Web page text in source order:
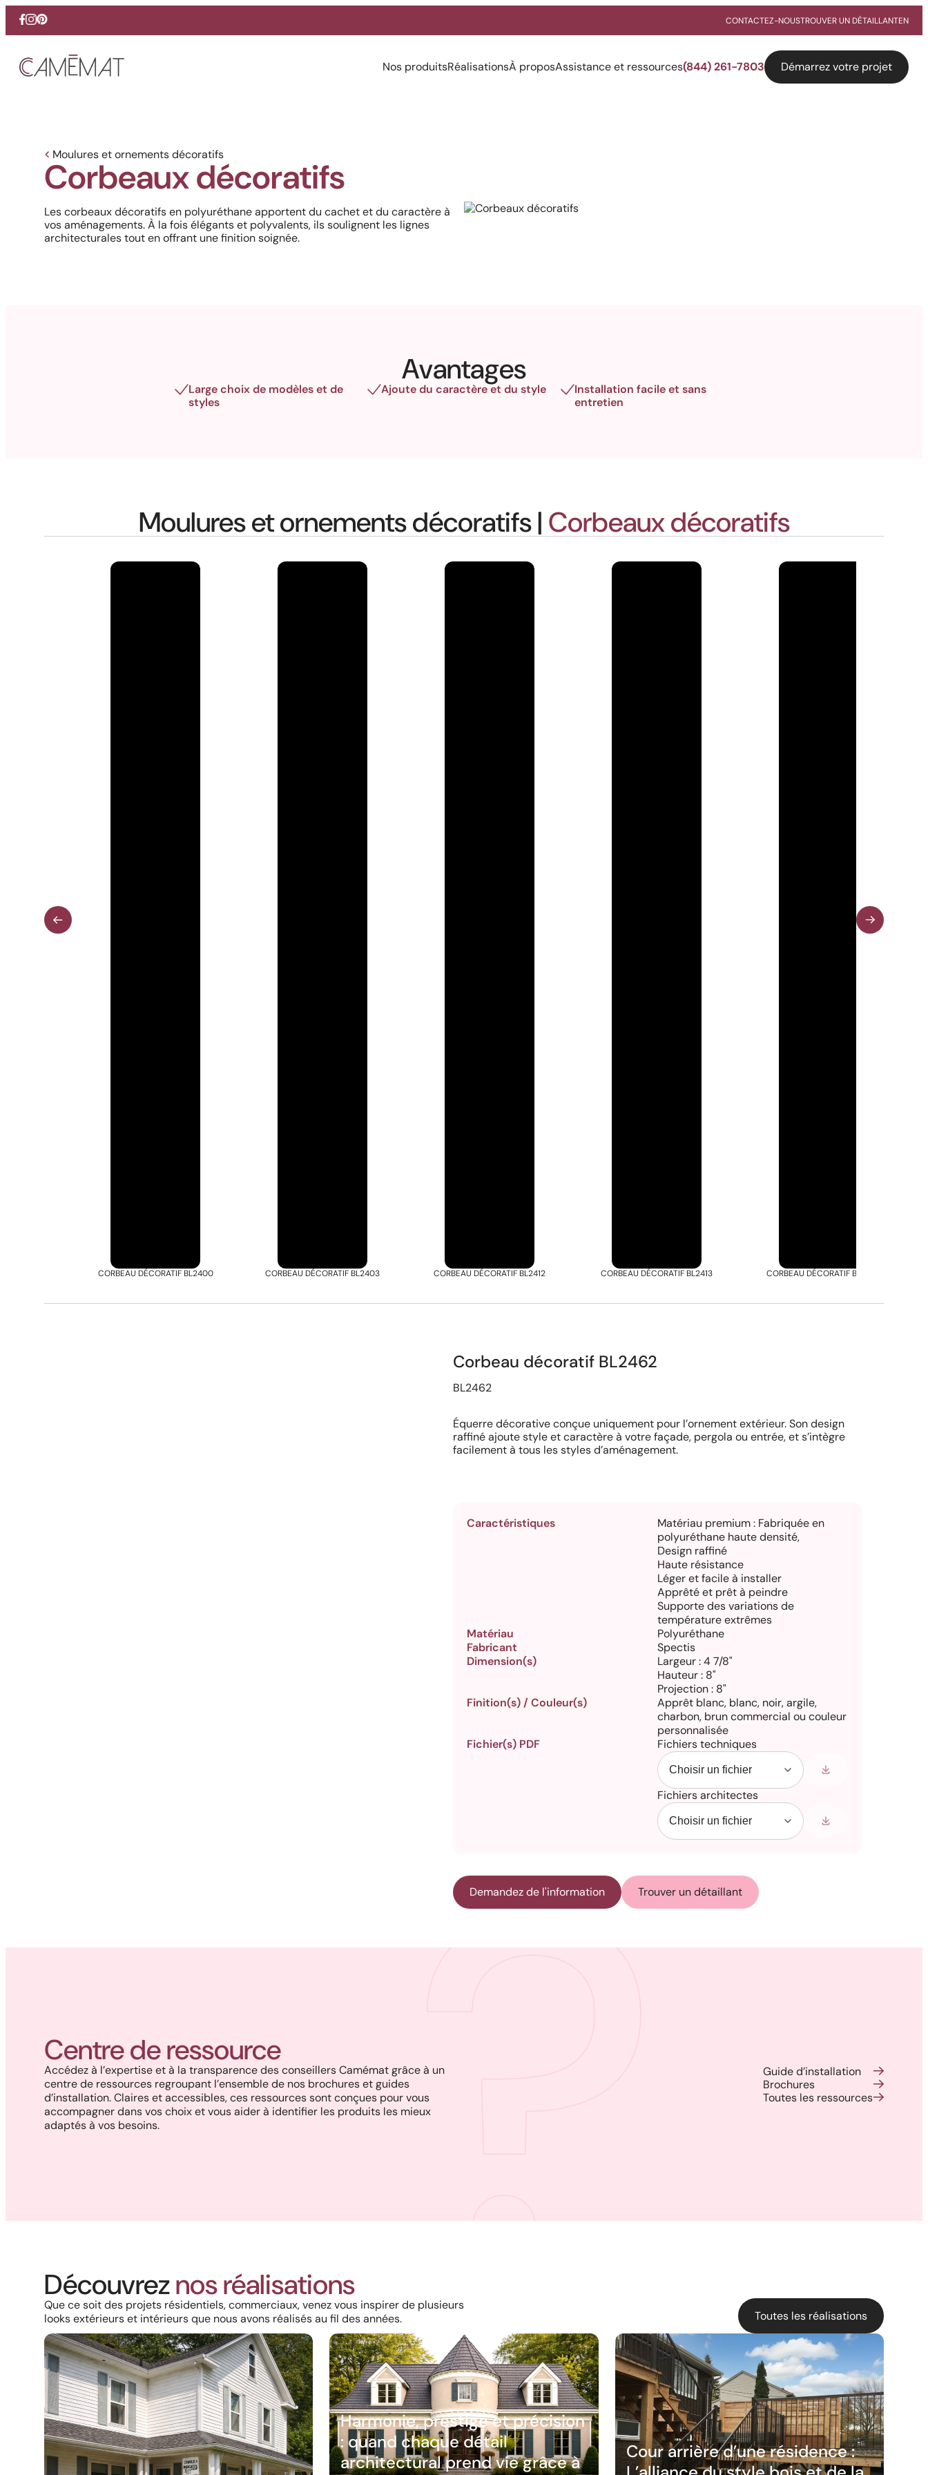
Facebook
Instagram
Pinterest CONTACTEZ-NOUSTROUVER UN DÉTAILLANTEN
Nos produitsRéalisationsÀ proposAssistance et ressources(844) 261-7803 Démarrez votre projet
Moulures et ornements décoratifs
Corbeaux décoratifs
Les corbeaux décoratifs en polyuréthane apportent du cachet et du caractère à
vos aménagements. À la fois élégants et polyvalents, ils soulignent les lignes
architecturales tout en offrant une finition soignée.
Avantages
Large choix de modèles et de
styles
Ajoute du caractère et du style
Installation facile et sans
entretien
Moulures et ornements décoratifs | Corbeaux décoratifs
CORBEAU DÉCORATIF BL2400 CORBEAU DÉCORATIF BL2403 CORBEAU DÉCORATIF BL2412 CORBEAU DÉCORATIF BL2413 CORBEAU DÉCORATIF BL2420
Corbeau décoratif BL2462
BL2462
Équerre décorative conçue uniquement pour l’ornement extérieur. Son design
raffiné ajoute style et caractère à votre façade, pergola ou entrée, et s’intègre
facilement à tous les styles d’aménagement.
Caractéristiques
Matériau premium : Fabriquée en
polyuréthane haute densité,
Design raffiné
Haute résistance
Léger et facile à installer
Apprêté et prêt à peindre
Supporte des variations de
température extrêmes
Matériau
Polyuréthane
Fabricant
Spectis
Dimension(s)
Largeur : 4 7/8"
Hauteur : 8"
Projection : 8"
Finition(s) / Couleur(s)
Apprêt blanc, blanc, noir, argile,
charbon, brun commercial ou couleur
personnalisée
Fichier(s) PDF
Fichiers techniques
Fichiers architectes
Demandez de l'information Trouver un détaillant
Centre de ressource
Accédez à l’expertise et à la transparence des conseillers Camémat grâce à un
centre de ressources regroupant l’ensemble de nos brochures et guides
d’installation. Claires et accessibles, ces ressources sont conçues pour vous
accompagner dans vos choix et vous aider à identifier les produits les mieux
adaptés à vos besoins.
Guide d’installation
Brochures
Toutes les ressources
Découvreznos réalisations
Que ce soit des projets résidentiels, commerciaux, venez vous inspirer de plusieurs
looks extérieurs et intérieurs que nous avons réalisés au fil des années.
Toutes les réalisations
Harmonie, prestige et précision
: quand chaque détail
architectural prend vie grâce à
Cour arrière d’une résidence :